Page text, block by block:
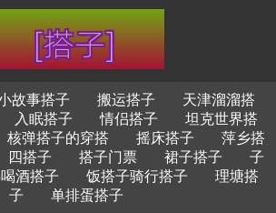
故事搭子 搬运搭子
天津溜溜搭
入眠搭子 情侣搭子
坦克世界搭
核弹搭子的穿搭 摇床搭子
萍乡搭
四搭子 搭子门票 裙子搭子
子
酒搭子 饭搭子骑行搭子
理塘搭
子
单排蛋搭子